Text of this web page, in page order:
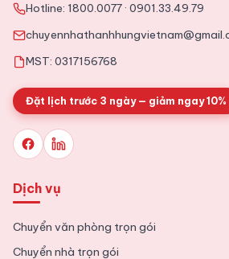
Tổng hợp kinh nghiệm chuyển văn
Hotline: 1800.0077 · 0901.33.49.79
MST: 0317156768
Đặt lịch trước 3 ngày — giảm ngay 10%
Dịch vụ
Chuyển văn phòng trọn gói
Chuyển nhà trọn gói